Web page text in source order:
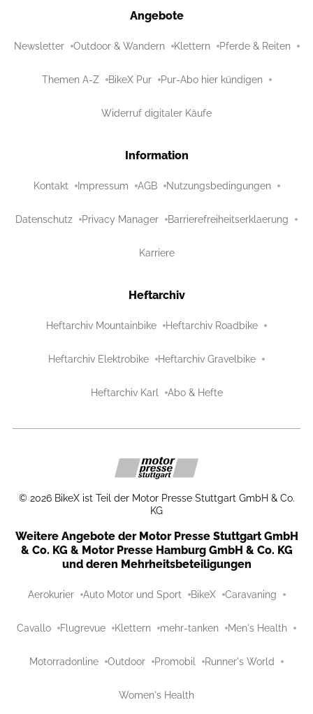
Angebote
Newsletter Outdoor & Wandern Klettern Pferde & Reiten
Themen A-Z BikeX Pur Pur-Abo hier kündigen
Widerruf digitaler Käufe
Information
Kontakt Impressum AGB Nutzungsbedingungen
Datenschutz Privacy Manager Barrierefreiheitserklaerung
Karriere
Heftarchiv
Heftarchiv Mountainbike Heftarchiv Roadbike
Heftarchiv Elektrobike Heftarchiv Gravelbike
Heftarchiv Karl Abo & Hefte
© 2026 BikeX ist Teil der Motor Presse Stuttgart GmbH & Co.
KG
Weitere Angebote der Motor Presse Stuttgart GmbH
& Co. KG & Motor Presse Hamburg GmbH & Co. KG
und deren Mehrheitsbeteiligungen
Aerokurier Auto Motor und Sport BikeX Caravaning
Cavallo Flugrevue Klettern mehr-tanken Men's Health
Motorradonline Outdoor Promobil Runner's World
Women's Health